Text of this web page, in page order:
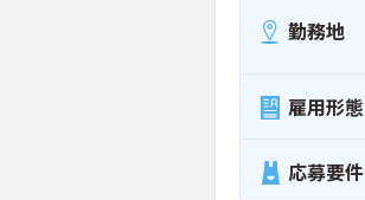
勤務地
雇用形態
応募要件